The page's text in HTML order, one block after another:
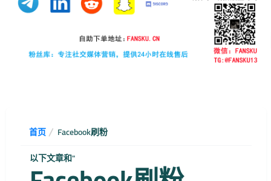
首页
Facebook刷粉
以下文章和"